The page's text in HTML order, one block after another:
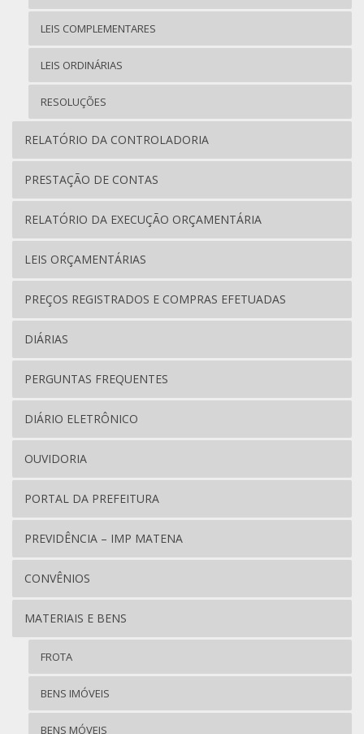
LEIS COMPLEMENTARES
LEIS ORDINÁRIAS
RESOLUÇÕES
RELATÓRIO DA CONTROLADORIA
PRESTAÇÃO DE CONTAS
RELATÓRIO DA EXECUÇÃO ORÇAMENTÁRIA
LEIS ORÇAMENTÁRIAS
PREÇOS REGISTRADOS E COMPRAS EFETUADAS
DIÁRIAS
PERGUNTAS FREQUENTES
DIÁRIO ELETRÔNICO
OUVIDORIA
PORTAL DA PREFEITURA
PREVIDÊNCIA – IMP MATENA
CONVÊNIOS
MATERIAIS E BENS
FROTA
BENS IMÓVEIS
BENS MÓVEIS